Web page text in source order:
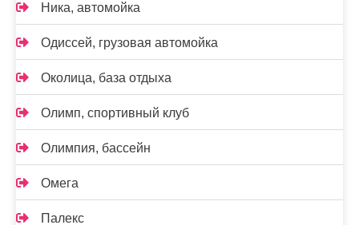
Ника, автомойка
Одиссей, грузовая автомойка
Околица, база отдыха
Олимп, спортивный клуб
Олимпия, бассейн
Омега
Палекс